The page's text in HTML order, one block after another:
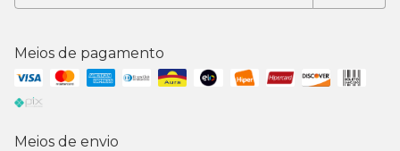
Meios de pagamento
Meios de envio